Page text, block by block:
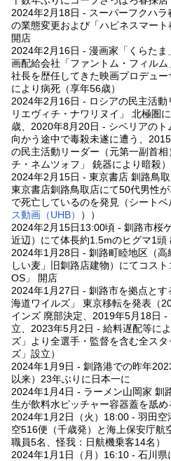
2024年2月18日 - スーパーフクハ
の業態変更および「ハピネスマー
開店
2024年2月16日 - 漫画家「くらた
画配給会社「ファントム・フィル
社長を歴任してきた映画プロデュ
により病死（享年56歳）
2024年2月16日 - ロシアの民主活動
リエヴィチ・ナワリヌイ」 北極圏
歳、2020年8月20日 - シベリアの
向かう途中で毒殺未遂に遭う、
の民主活動リーダー（元第一副首
チ・ネムツォフ」 銃器により暗殺）
2024年2月15日 - 東京書店 釧路鳥
東京書店釧路鳥取店にて50代男性
で死亡しているのを発見（シートベ
ス動画（UHB）
））
2024年2月15日13:00頃 - 釧路市桜
近辺）にて体長約1.5mのヒグマ1頭
2024年1月28日 - 釧路町睦地区（
しい麦」旧釧路店建物）にてコス
OS」 開店
2024年1月27日 - 釧路市を拠点と
海道ワイルズ」 東京移転を発表（
インズ 廃部決定、2019年5月18日
立、2023年5月2日 - 給料遅配等に
ズ」より全選手・監督を含む全ス
ズ」設立）
2024年1月9日 - 釧路港での昨年
以来）23年ぶりに日本一に
2024年1月4日 - ラーメン山岡家 釧
生が飲料水ピッチャー容器蓋を舐め
2024年1月2日（火）18:00 - 羽田
空516便（千歳発）と海上保安庁航
職員5名、怪我：日航機乗客14名）
2024年1月1日（月）16:10 - 石川